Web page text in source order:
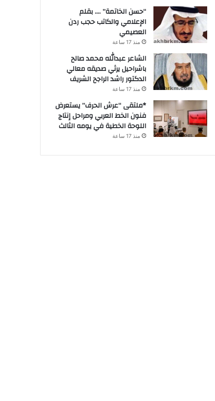
“حسن الخاتمة” …. بقلم
الإعلامي والكاتب حجب ردن
العصيمي
منذ 17 ساعة
الشاعر عبدالله محمد صالح
باشراحيل يرثي صديقه معالي
الدكتور راشد الراجح الشريف
منذ 17 ساعة
*ملتقى “عرش الحرف” يستعرض
فنون الخط العربي ومراحل إنتاج
اللوحة الخطية في يومه الثالث
منذ 17 ساعة